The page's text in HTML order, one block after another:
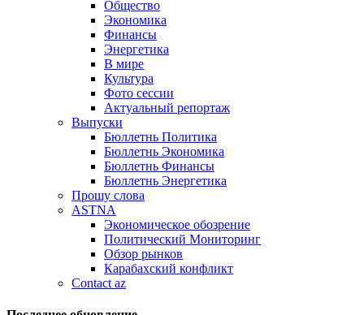
Общество
Экономика
Финансы
Энергетика
В мире
Культура
Фото сессии
Актуальный репортаж
Выпуски
Бюллетнь Политика
Бюллетнь Экономика
Бюллетнь Финансы
Бюллетнь Энергетика
Прошу слова
ASTNA
Экономическое обозрение
Политический Мониторинг
Обзор рынков
Карабахский конфликт
Contact az